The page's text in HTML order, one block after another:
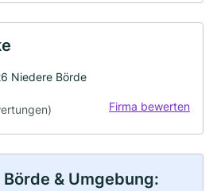
Niedere Börde
Firma bewerten
& Umgebung: